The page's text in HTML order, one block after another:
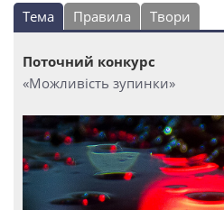
Тема Правила Твори
Поточний конкурс
«Можливість зупинки»